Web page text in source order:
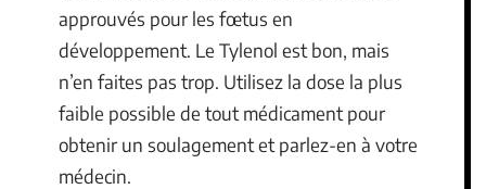
approuvés pour les fœtus en
développement. Le Tylenol est bon, mais
n’en faites pas trop. Utilisez la dose la plus
faible possible de tout médicament pour
obtenir un soulagement et parlez-en à votre
médecin.